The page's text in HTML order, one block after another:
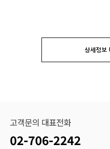
고객문의 대표전화
02-706-2242